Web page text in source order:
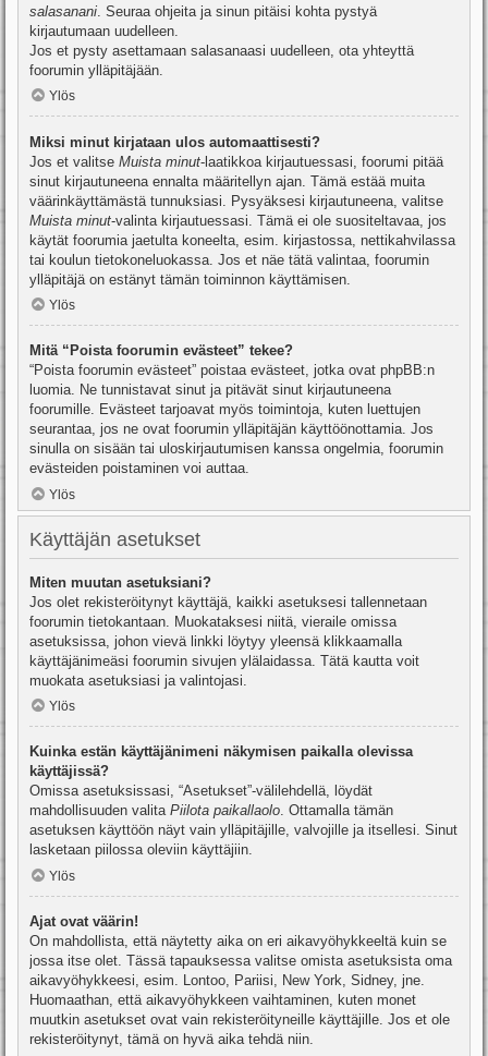
salasanani . Seuraa ohjeita ja sinun pitäisi kohta pystyä
kirjautumaan uudelleen.
Jos et pysty asettamaan salasanaasi uudelleen, ota yhteyttä
foorumin ylläpitäjään.
Ylös
Miksi minut kirjataan ulos automaattisesti?
Jos et valitse Muista minut-laatikkoa kirjautuessasi, foorumi pitää
sinut kirjautuneena ennalta määritellyn ajan. Tämä estää muita
väärinkäyttämästä tunnuksiasi. Pysyäksesi kirjautuneena, valitse
Muista minut-valinta kirjautuessasi. Tämä ei ole suositeltavaa, jos
käytät foorumia jaetulta koneelta, esim. kirjastossa, nettikahvilassa
tai koulun tietokoneluokassa. Jos et näe tätä valintaa, foorumin
ylläpitäjä on estänyt tämän toiminnon käyttämisen.
Ylös
Mitä “Poista foorumin evästeet” tekee?
“Poista foorumin evästeet” poistaa evästeet, jotka ovat phpBB:n
luomia. Ne tunnistavat sinut ja pitävät sinut kirjautuneena
foorumille. Evästeet tarjoavat myös toimintoja, kuten luettujen
seurantaa, jos ne ovat foorumin ylläpitäjän käyttöönottamia. Jos
sinulla on sisään tai uloskirjautumisen kanssa ongelmia, foorumin
evästeiden poistaminen voi auttaa.
Ylös
Käyttäjän asetukset
Miten muutan asetuksiani?
Jos olet rekisteröitynyt käyttäjä, kaikki asetuksesi tallennetaan
foorumin tietokantaan. Muokataksesi niitä, vieraile omissa
asetuksissa, johon vievä linkki löytyy yleensä klikkaamalla
käyttäjänimeäsi foorumin sivujen ylälaidassa. Tätä kautta voit
muokata asetuksiasi ja valintojasi.
Ylös
Kuinka estän käyttäjänimeni näkymisen paikalla olevissa
käyttäjissä?
Omissa asetuksissasi, “Asetukset”-välilehdellä, löydät
mahdollisuuden valita Piilota paikallaolo. Ottamalla tämän
asetuksen käyttöön näyt vain ylläpitäjille, valvojille ja itsellesi. Sinut
lasketaan piilossa oleviin käyttäjiin.
Ylös
Ajat ovat väärin!
On mahdollista, että näytetty aika on eri aikavyöhykkeeltä kuin se
jossa itse olet. Tässä tapauksessa valitse omista asetuksista oma
aikavyöhykkeesi, esim. Lontoo, Pariisi, New York, Sidney, jne.
Huomaathan, että aikavyöhykkeen vaihtaminen, kuten monet
muutkin asetukset ovat vain rekisteröityneille käyttäjille. Jos et ole
rekisteröitynyt, tämä on hyvä aika tehdä niin.